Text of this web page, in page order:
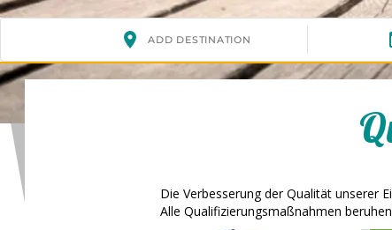
Die Verbesserung der Qualität unserer
Alle Qualifizierungsmaßnahmen